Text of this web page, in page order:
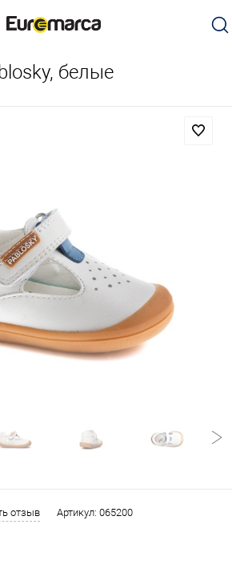
белые
отзыв Артикул: 065200